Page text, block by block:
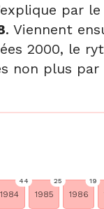
par le
. Viennent
2000, le
non plus par
44
1984
25
1985
19
1986